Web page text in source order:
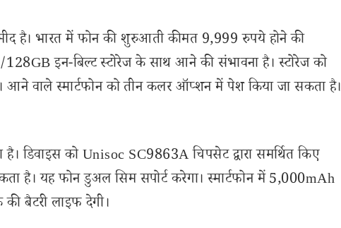
है। भारत में फोन की शुरुआती कीमत 9,999 रुपये होने की
इन-बिल्ट स्टोरेज के साथ आने की संभावना है। स्टोरेज को
आने वाले स्मार्टफोन को तीन कलर ऑप्शन में पेश किया जा सकता है।
डिवाइस को Unisoc SC9863A चिपसेट द्वारा समर्थित किए
यह फोन डुअल सिम सपोर्ट करेगा। स्मार्टफोन में 5,000mAh
बैटरी लाइफ देगी।